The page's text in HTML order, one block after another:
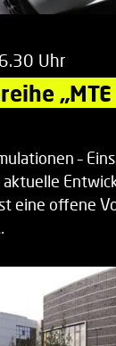
Uhr
–
eine offene